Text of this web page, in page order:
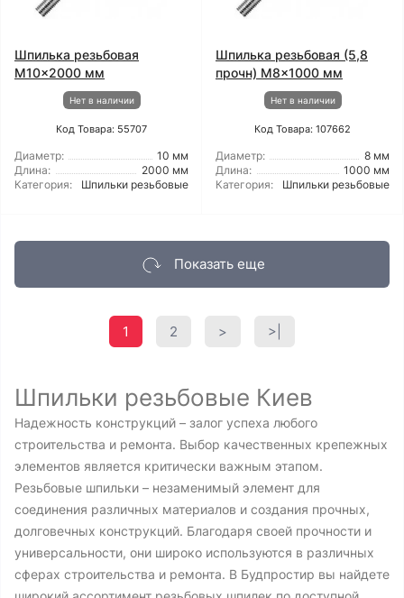
Шпилька резьбовая
M10x2000 мм
Нет в наличии
Код Товара: 55707
Диаметр:
10 мм
Длина:
2000 мм
Категория:
Шпильки резьбовые
Шпилька резьбовая (5,8
прочн) M8x1000 мм
Нет в наличии
Код Товара: 107662
Диаметр:
8 мм
Длина:
1000 мм
Категория:
Шпильки резьбовые
Показать еще
1 2 > >|
Шпильки резьбовые Киев
Надежность конструкций – залог успеха любого
строительства и ремонта. Выбор качественных крепежных
элементов является критически важным этапом.
Резьбовые шпильки – незаменимый элемент для
соединения различных материалов и создания прочных,
долговечных конструкций. Благодаря своей прочности и
универсальности, они широко используются в различных
сферах строительства и ремонта. В Будпростир вы найдете